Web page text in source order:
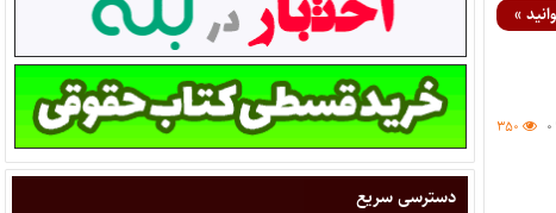
»
۰ ۳۵۰
دسترسی سریع